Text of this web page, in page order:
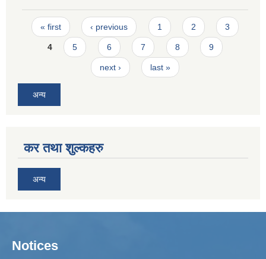
Pages
« first ‹ previous 1 2 3
4 5 6 7 8 9
next › last »
अन्य
कर तथा शुल्कहरु
अन्य
Notices